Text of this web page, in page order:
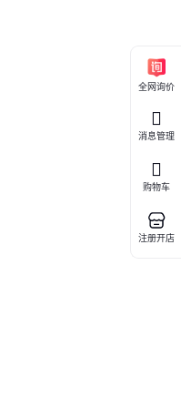
全网询价
消息管理
购物车
注册开店